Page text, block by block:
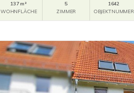
137 m²
WOHNFLÄCHE
5
ZIMMER
1642
OBJEKTNUMMER